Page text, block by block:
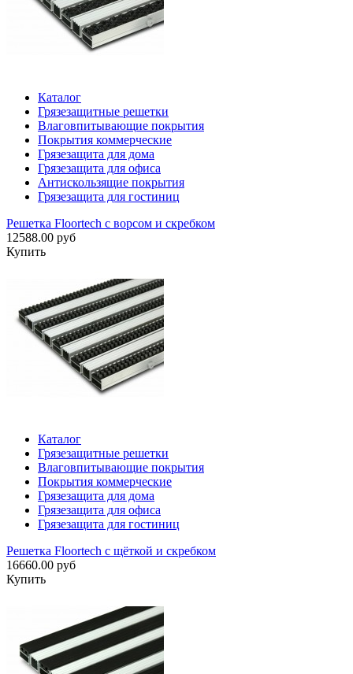
Каталог
Грязезащитные решетки
Влаговпитывающие покрытия
Покрытия коммерческие
Грязезащита для дома
Грязезащита для офиса
Антискользящие покрытия
Грязезащита для гостиниц
Решетка Floortech с ворсом и скребком
12588.00 руб
Купить
Каталог
Грязезащитные решетки
Влаговпитывающие покрытия
Покрытия коммерческие
Грязезащита для дома
Грязезащита для офиса
Грязезащита для гостиниц
Решетка Floortech с щёткой и скребком
16660.00 руб
Купить